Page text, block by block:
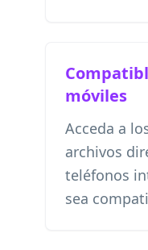
móviles
Acceda a
archivos
teléfonos
sea